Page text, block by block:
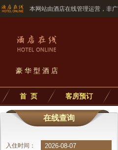
本网站由酒店在线管理运营，非
豪华型酒店
首 页 客房预订
在线查询
入住时间：